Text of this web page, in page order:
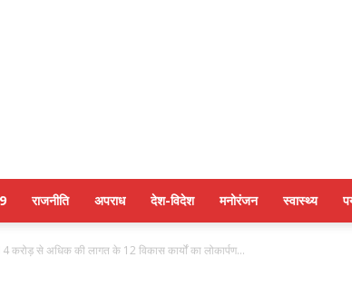
राजनीति अपराध देश-विदेश मनोरंजन स्वास्थ्य
करोड़ से अधिक की लागत के 12 विकास कार्यों का लोकार्पण...